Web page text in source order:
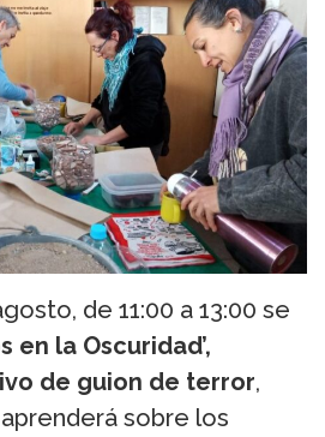
de 11:00 a 13:00 se
en la Oscuridad’,
de guion de terror,
sobre los